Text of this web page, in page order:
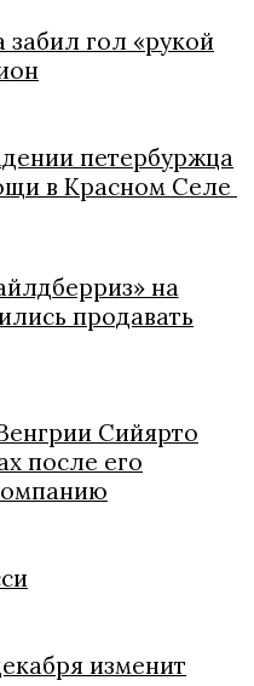
гол «рукой
петербуржца
в Красном Селе
на
продавать
Сийярто
после его
изменит